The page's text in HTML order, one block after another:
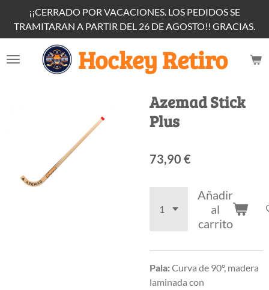
contenido
principal
Hockey Retiro
¡¡CERRADO POR VACACIONES. LOS PEDIDOS SE
TRAMITARAN A PARTIR DEL 26 DE AGOSTO!! GRACIAS.
Azemad Stick
Plus
73,90 €
Añadir
al
carrito
Pala:Curva de 90º, madera
laminada con